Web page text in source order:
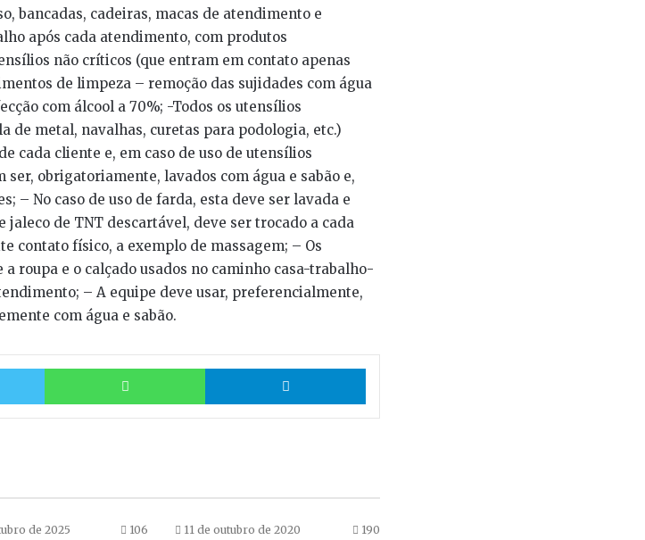
bancadas, cadeiras, macas de atendimento e
após cada atendimento, com produtos
não críticos (que entram em contato apenas
de limpeza – remoção das sujidades com água
com álcool a 70%; -Todos os utensílios
de metal, navalhas, curetas para podologia, etc.)
cada cliente e, em caso de uso de utensílios
obrigatoriamente, lavados com água e sabão e,
– No caso de uso de farda, esta deve ser lavada e
jaleco de TNT descartável, deve ser trocado a cada
contato físico, a exemplo de massagem; – Os
roupa e o calçado usados no caminho casa-trabalho-
– A equipe deve usar, preferencialmente,
com água e sabão.
Twitter WhatsApp Telegram
de 2025 106 11 de outubro de 2020 190